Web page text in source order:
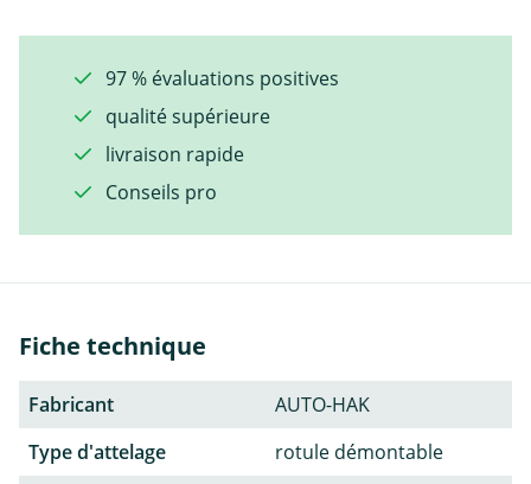
97 % évaluations positives
qualité supérieure
livraison rapide
Conseils pro
Fiche technique
Fabricant
AUTO-HAK
Type d'attelage
rotule démontable